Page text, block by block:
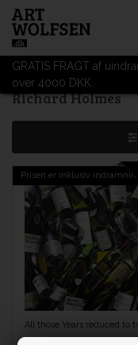
GRATIS FRAGT af
over 4000 DKK.
Richard Holmes
Prisen er inklusiv